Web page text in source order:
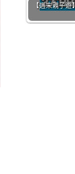
【週末親子